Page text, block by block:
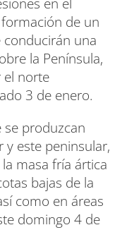
de un
una
la Península,
el norte
3 de enero.
se produzcan
y este peninsular,
masa fría ártica
bajas de la
como en áreas
domingo 4 de